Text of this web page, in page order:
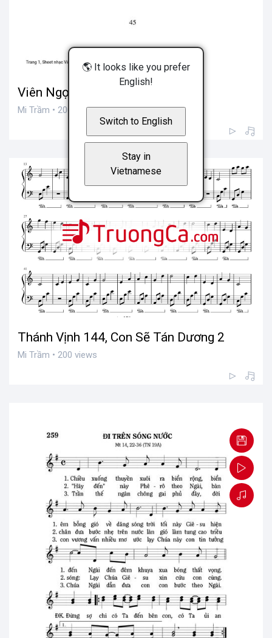
Viên Ngọc Quí - Mi Trầm
Mi Trầm • 200 views
Thánh Vịnh 144, Con Sẽ Tán Dương 2
Mi Trầm • 200 views
🌎 It looks like you prefer
English!
Switch to English
Stay in
Vietnamese